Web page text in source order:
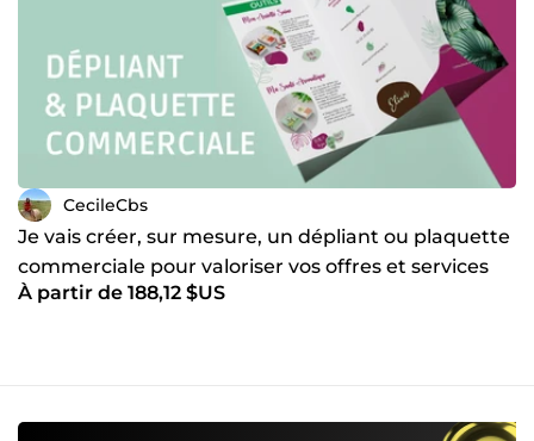
CecileCbs
Je vais créer, sur mesure, un dépliant ou plaquette
commerciale pour valoriser vos offres et services
À partir de 188,12 $US